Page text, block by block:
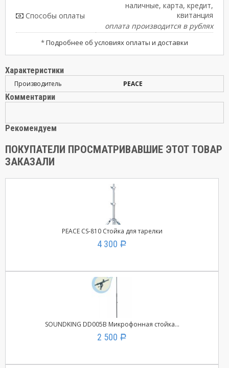
Способы оплаты
наличные, карта, кредит,
квитанция
оплата производится в рублях
*Подробнее об условиях оплаты и доставки
Характеристики
Производитель PEACE
Комментарии
Рекомендуем
ПОКУПАТЕЛИ ПРОСМАТРИВАВШИЕ ЭТОТ ТОВАР
ЗАКАЗАЛИ
PEACE CS-810 Стойка для тарелки
4 300 Р
SOUNDKING DD005B Микрофонная стойка...
2 500 Р